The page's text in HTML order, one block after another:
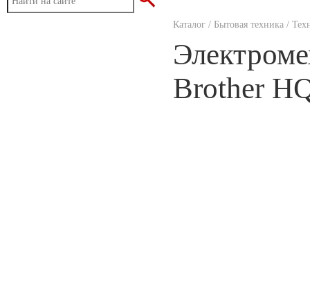
Каталог / Бытовая техника /
Brother